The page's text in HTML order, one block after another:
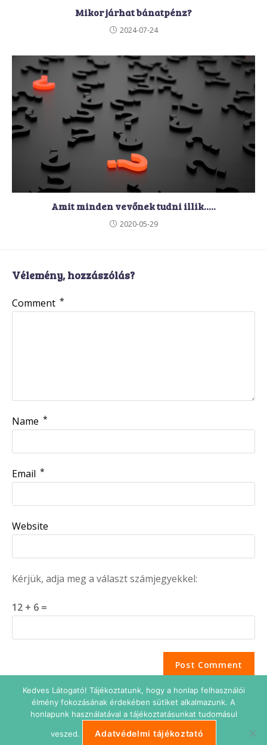
Mikor járhat bánatpénz?
2024-07-24
Amit minden vevőnek tudni illik…..
2020-05-29
Vélemény, hozzászólás?
Comment *
Name *
Email *
Website
Kérjük, adja meg a választ számjegyekkel:
12 + 6 =
Kedves Látogató! Tájékoztatunk, hogy a honlap felhasználói
élmény fokozásának érdekében sütiket alkalmazunk. A
honlapunk használatával a tájékoztatásunkat tudomásul
veszed. Adatvédelmi tájékoztató